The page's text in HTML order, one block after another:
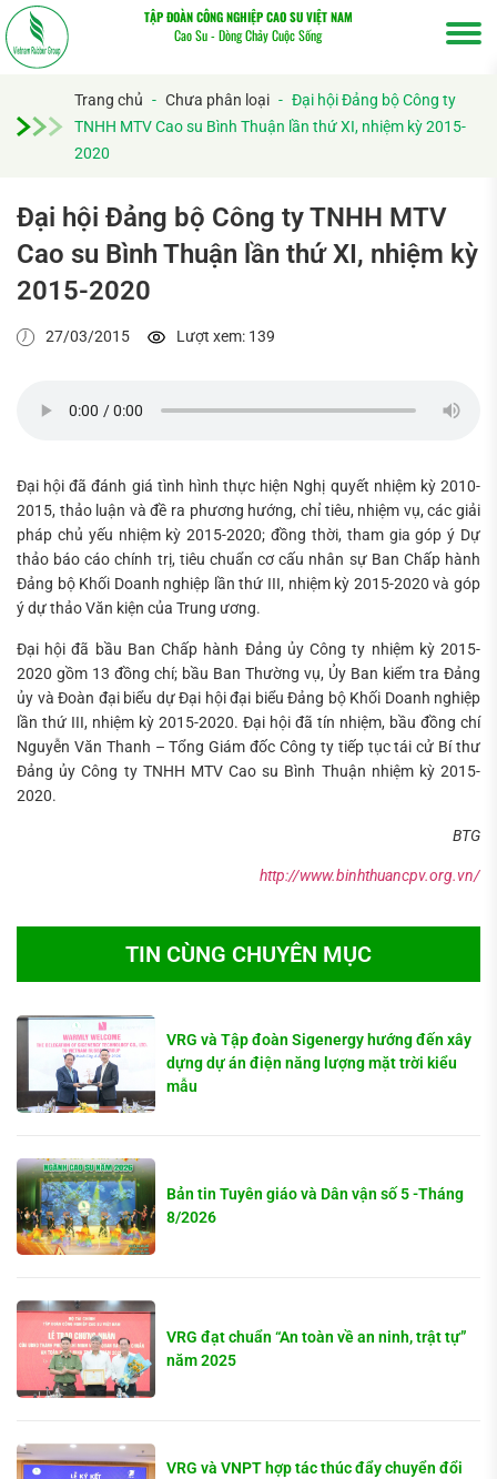
TẬP ĐOÀN CÔNG NGHIỆP CAO SU VIỆT NAM
Cao Su - Dòng Chảy Cuộc Sống
Trang chủ - Chưa phân loại - Đại hội Đảng bộ Công ty
TNHH MTV Cao su Bình Thuận lần thứ XI, nhiệm kỳ 2015-
2020
Đại hội Đảng bộ Công ty TNHH MTV
Cao su Bình Thuận lần thứ XI, nhiệm kỳ
2015-2020
27/03/2015 Lượt xem: 139
Đại hội đã đánh giá tình hình thực hiện Nghị quyết nhiệm kỳ 2010-
2015, thảo luận và đề ra phương hướng, chỉ tiêu, nhiệm vụ, các giải
pháp chủ yếu nhiệm kỳ 2015-2020; đồng thời, tham gia góp ý Dự
thảo báo cáo chính trị, tiêu chuẩn cơ cấu nhân sự Ban Chấp hành
Đảng bộ Khối Doanh nghiệp lần thứ III, nhiệm kỳ 2015-2020 và góp
ý dự thảo Văn kiện của Trung ương.
Đại hội đã bầu Ban Chấp hành Đảng ủy Công ty nhiệm kỳ 2015-
2020 gồm 13 đồng chí; bầu Ban Thường vụ, Ủy Ban kiểm tra Đảng
ủy và Đoàn đại biểu dự Đại hội đại biểu Đảng bộ Khối Doanh nghiệp
lần thứ III, nhiệm kỳ 2015-2020. Đại hội đã tín nhiệm, bầu đồng chí
Nguyễn Văn Thanh – Tổng Giám đốc Công ty tiếp tục tái cử Bí thư
Đảng ủy Công ty TNHH MTV Cao su Bình Thuận nhiệm kỳ 2015-
2020.
BTG
http://www.binhthuancpv.org.vn/
TIN CÙNG CHUYÊN MỤC
VRG và Tập đoàn Sigenergy hướng đến xây
dựng dự án điện năng lượng mặt trời kiểu
mẫu
Bản tin Tuyên giáo và Dân vận số 5 -Tháng
8/2026
VRG đạt chuẩn “An toàn về an ninh, trật tự”
năm 2025
VRG và VNPT hợp tác thúc đẩy chuyển đổi
kiếm...